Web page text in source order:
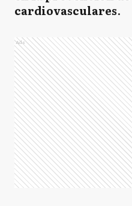
cardiovasculares.
Ads